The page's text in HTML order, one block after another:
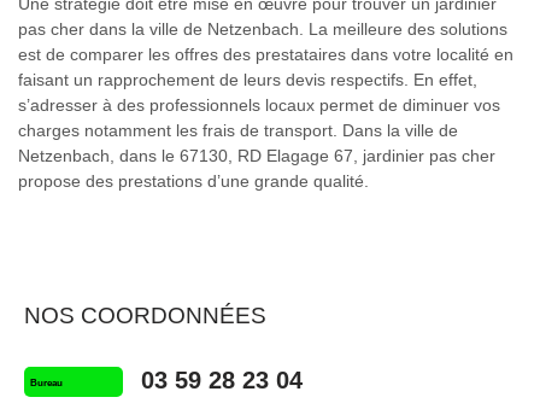
pas cher dans la ville de Netzenbach. La meilleure des solutions
est de comparer les offres des prestataires dans votre localité en
faisant un rapprochement de leurs devis respectifs. En effet,
s’adresser à des professionnels locaux permet de diminuer vos
charges notamment les frais de transport. Dans la ville de
Netzenbach, dans le 67130, RD Elagage 67, jardinier pas cher
propose des prestations d’une grande qualité.
NOS COORDONNÉES
Bureau 03 59 28 23 04